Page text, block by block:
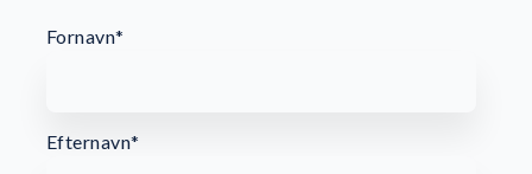
Fornavn*
Efternavn*